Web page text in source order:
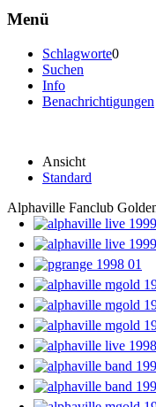
Menü
Schlagworte0
Suchen
Info
Benachrichtigungen
Ansicht
Standard
Alphaville Fanclub